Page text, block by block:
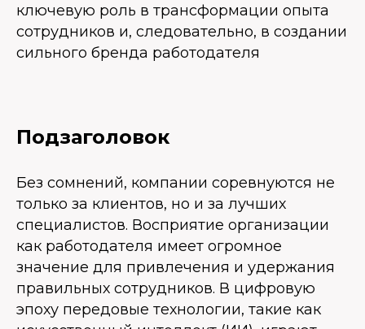
ключевую роль в трансформации опыта
сотрудников и, следовательно, в создании
сильного бренда работодателя
Подзаголовок
Без сомнений, компании соревнуются не
только за клиентов, но и за лучших
специалистов. Восприятие организации
как работодателя имеет огромное
значение для привлечения и удержания
правильных сотрудников. В цифровую
эпоху передовые технологии, такие как